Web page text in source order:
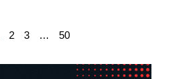
2 3 … 50